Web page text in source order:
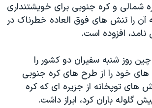
آزادی
دادخواهی
کادر رهبری ایران
شمالی و کره جنوبی برای خویشتنداری
را تنش های فوق العاده خطرناک در
افزوده است.
روز شنبه سفیران دو کشور را
های خود را از طرح های کره جنوبی
های توپخانه از جزیره ای که کره
گلوله باران کرد، ابراز داشت.